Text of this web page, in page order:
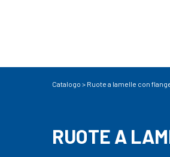
Catalogo > Ruote a lamelle con
RUOTE A